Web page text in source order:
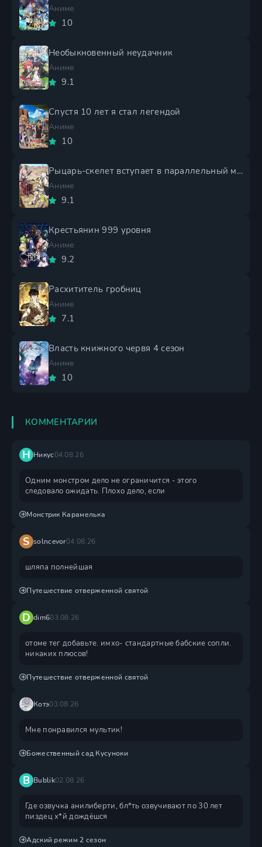
Аниме
10
Необыкновенный неудачник
Аниме
9.1
Спустя 10 лет я стал легендой
Аниме
10
Рыцарь-скелет вступает в параллельный мир 2 сезон
Аниме
9.1
Крестьянин 999 уровня
Аниме
9.2
Расхититель гробниц
Аниме
7.1
Власть книжного червя 4 сезон
Аниме
10
КОММЕНТАРИИ
Н Никус04.08.26
Одним монстром дело не ограничится - этого
следовало ожидать. Плохо дело, если
Монстрик Карамелька
S solncevor04.08.26
шляпа полнейшая
Путешествие отверженной святой
D dim603.08.26
отоме тег добавьте. имхо- стандартные бабские сопли.
никаких плюсов!
Путешествие отверженной святой
Котэ03.08.26
Мне понравился мультик!
Божественный сад Кусуноки
B Bublik02.08.26
Где озвучка анилиберти, бл*ть озвучивают по 30 лет
пиздец х*й дождëшся
Адский режим 2 сезон